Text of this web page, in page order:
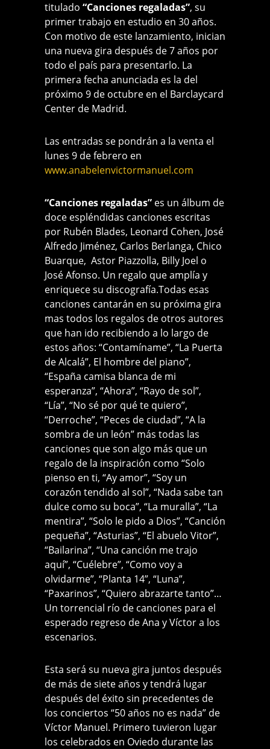
titulado “Canciones regaladas”, su
primer trabajo en estudio en 30 años.
Con motivo de este lanzamiento, inician
una nueva gira después de 7 años por
todo el país para presentarlo. La
primera fecha anunciada es la del
próximo 9 de octubre en el Barclaycard
Center de Madrid.
Las entradas se pondrán a la venta el
lunes 9 de febrero en
www.anabelenvictormanuel.com
“Canciones regaladas” es un álbum de
doce espléndidas canciones escritas
por Rubén Blades, Leonard Cohen, José
Alfredo Jiménez, Carlos Berlanga, Chico
Buarque, Astor Piazzolla, Billy Joel o
José Afonso. Un regalo que amplía y
enriquece su discografía.Todas esas
canciones cantarán en su próxima gira
mas todos los regalos de otros autores
que han ido recibiendo a lo largo de
estos años: “Contamíname”, “La Puerta
de Alcalá”, El hombre del piano”,
“España camisa blanca de mi
esperanza”, “Ahora”, “Rayo de sol”,
“Lía”, “No sé por qué te quiero”,
“Derroche”, “Peces de ciudad”, “A la
sombra de un león” más todas las
canciones que son algo más que un
regalo de la inspiración como “Solo
pienso en ti, “Ay amor”, “Soy un
corazón tendido al sol”, “Nada sabe tan
dulce como su boca”, “La muralla”, “La
mentira”, “Solo le pido a Dios”, “Canción
pequeña”, “Asturias”, “El abuelo Vitor”,
“Bailarina”, “Una canción me trajo
aquí”, “Cuélebre”, “Como voy a
olvidarme”, “Planta 14”, “Luna”,
“Paxarinos”, “Quiero abrazarte tanto”…
Un torrencial río de canciones para el
esperado regreso de Ana y Víctor a los
escenarios.
Esta será su nueva gira juntos después
de más de siete años y tendrá lugar
después del éxito sin precedentes de
los conciertos “50 años no es nada” de
Víctor Manuel. Primero tuvieron lugar
los celebrados en Oviedo durante las